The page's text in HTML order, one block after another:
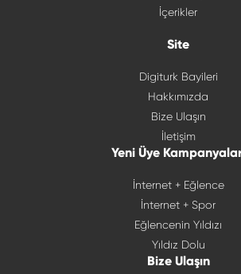
İçerikler
Site
Digiturk Bayileri
Hakkımızda
Bize Ulaşın
İletişim
Yeni Üye
İnternet + Eğlence
İnternet + Spor
Eğlencenin Yıldızı
Yıldız Dolu
Bize Ulaşın